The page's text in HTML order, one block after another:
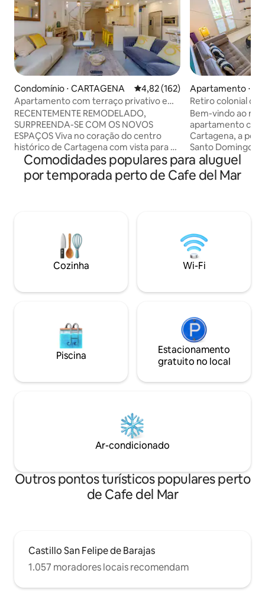
Condomínio ⋅ CARTAGENA 4,82 de uma avaliação média de
4,82 (162)
Apartamento com terraço privativo e
mini piscina remodelado em abril de
2025
RECENTEMENTE REMODELADO,
SURPREENDA-SE COM OS NOVOS
ESPAÇOS Viva no coração do centro
histórico de Cartagena com vista para o
mar! Apartamento totalmente equipado
na cidade murada. Desfrute das
varandas. 3 quartos com ar
mini-piscina de 2,70 x 1,80. Cidade
colonial deslumbrante e vista para o mar.
Chuveiros de água quente Berço
disponível mediante solicitação. Não são
apresentar uma cópia do documento de
ventiladores quando sair
Apartamento ⋅
Retiro colonial
todos os lugares
Bem-vindo ao
apartamento
Cartagena, a
Santo Domingo.
vou garantir que
pronto para a sua estadia.
casais ou
Varanda colonial
🔐 digital Equipe
serviço 24h 🚫 Não são permitidos
visitantes (de
Comodidades populares para aluguel
por temporada perto de Cafe del Mar
Cozinha Wi-Fi
Piscina
Estacionamento
gratuito no local
Ar-condicionado
Outros pontos turísticos populares perto
de Cafe del Mar
Castillo San Felipe de Barajas
1.057 moradores locais recomendam